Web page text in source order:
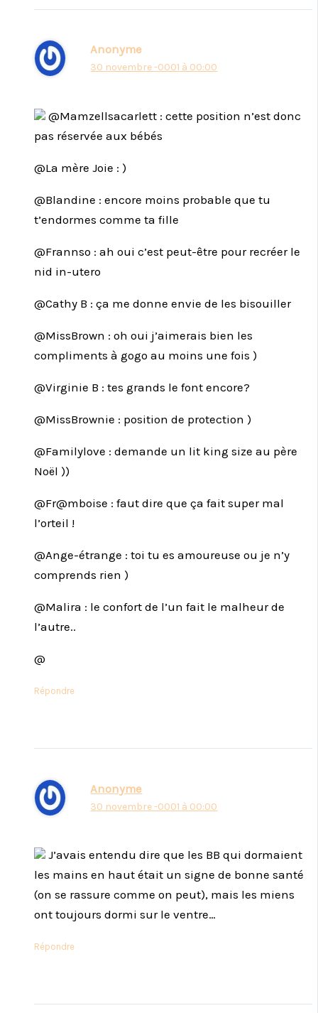
Anonyme
30 novembre -0001 à 00:00
@Mamzellsacarlett : cette position n’est donc
pas réservée aux bébés
@La mère Joie : )
@Blandine : encore moins probable que tu
t’endormes comme ta fille
@Frannso : ah oui c’est peut-être pour recréer le
nid in-utero
@Cathy B : ça me donne envie de les bisouiller
@MissBrown : oh oui j’aimerais bien les
compliments à gogo au moins une fois )
@Virginie B : tes grands le font encore?
@MissBrownie : position de protection )
@Familylove : demande un lit king size au père
Noël ))
@Fr@mboise : faut dire que ça fait super mal
l’orteil !
@Ange-étrange : toi tu es amoureuse ou je n’y
comprends rien )
@Malira : le confort de l’un fait le malheur de
l’autre..
@
Répondre
Anonyme
30 novembre -0001 à 00:00
J’avais entendu dire que les BB qui dormaient
les mains en haut était un signe de bonne santé
(on se rassure comme on peut), mais les miens
ont toujours dormi sur le ventre…
Répondre